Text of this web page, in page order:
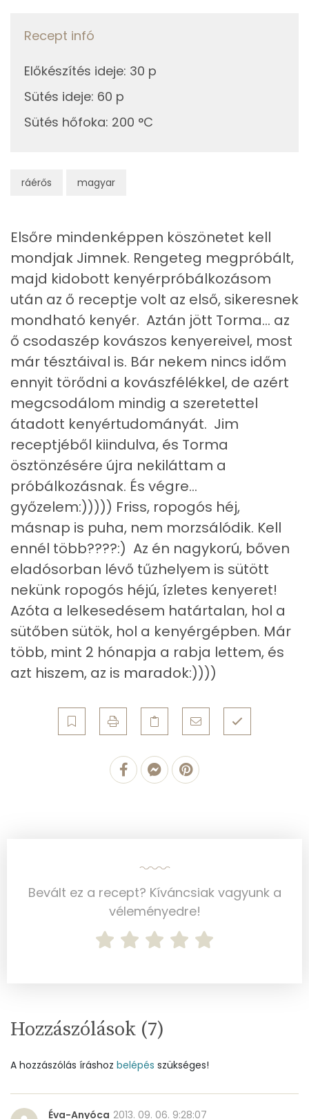
ráérős magyar
Cink
Szelén
Kálcium
Vas
Foszfor
Réz
0 mg
Mangán
1 mg
Szénhidrát
Összesen
83.5 g
Cukor
2 mg
Élelmi rost
Víz
Összesen
Vitaminok
Összesen
0
A vitamin (RAE):
32 micro
B6 vitamin:
0 mg
B12 Vitamin:
C vitamin:
Niacin - B3 vitamin:
2 mg
Pantoténsav - B5 vitamin:
Folsav - B9-vitamin:
β-crypt
Recept infó
Előkészítés ideje: 30 p
Sütés ideje: 60 p
Sütés hőfoka: 200 °C
Elsőre mindenképpen köszönetet kell
mondjak Jimnek. Rengeteg megpróbált,
majd kidobott kenyérpróbálkozásom
után az ő receptje volt az első, sikeresnek
mondható kenyér. Aztán jött Torma... az
ő csodaszép kovászos kenyereivel, most
már tésztáival is. Bár nekem nincs időm
ennyit törődni a kovászfélékkel, de azért
megcsodálom mindig a szeretettel
átadott kenyértudományát. Jim
receptjéből kiindulva, és Torma
ösztönzésére újra nekiláttam a
próbálkozásnak. És végre...
győzelem:))))) Friss, ropogós héj,
másnap is puha, nem morzsálódik. Kell
ennél több????:) Az én nagykorú, bőven
eladósorban lévő tűzhelyem is sütött
nekünk ropogós héjú, ízletes kenyeret!
Azóta a lelkesedésem határtalan, hol a
sütőben sütök, hol a kenyérgépben. Már
több, mint 2 hónapja a rabja lettem, és
azt hiszem, az is maradok:))))
Bevált ez a recept? Kíváncsiak vagyunk a
véleményedre!
Hozzászólások (7)
A hozzászólás íráshoz belépés szükséges!
Éva-Anyóca 2013. 09. 06. 9:28:07